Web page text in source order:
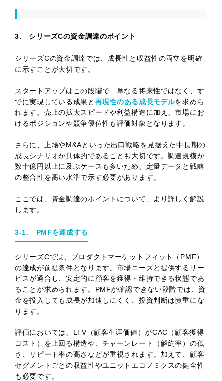
3. シリーズCの資金調達のポイント
シリーズCの資金調達では、成長性と収益性の両立を明確
に示すことが大切です。
スタートアップはこの段階で、単なる将来性ではなく、す
でに実現している成果と 再現性のある成長モデルを求めら
れます。売上の拡大スピードや利益構造に加え、市場にお
けるポジションや競争優位性も評価対象となります。
さらに、上場やM&Aといった出口戦略を見据えた中長期の
成長シナリオが具体的であることも大切です。調達規模が
数十億円以上に及ぶケースも多いため、定量データと戦略
の整合性を高い水準で示す必要があります。
ここでは、資金調達のポイントについて、より詳しく解説
します。
3-1. PMFを達成する
シリーズCでは、プロダクトマーケットフィット（PMF）
の達成が前提条件となります。市場ニーズと提供するサー
ビスが適合し、安定的に顧客を獲得・維持できる状態であ
ることが求められます。PMFが確認できない段階では、資
金を投入しても成長が加速しにくく、投資判断は慎重にな
ります。
評価においては、LTV（顧客生涯価値）がCAC（顧客獲得
コスト）を上回る構造や、チャーンレート（解約率）の低
さ、リピート率の高さなどが重視されます。加えて、顧客
セグメントごとの収益性やユニットエコノミクスの健全性
も必要です。